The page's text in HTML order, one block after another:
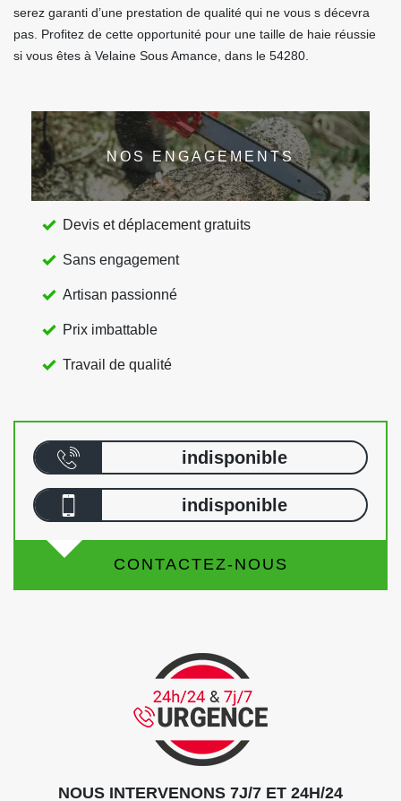
serez garanti d’une prestation de qualité qui ne vous s décevra
pas. Profitez de cette opportunité pour une taille de haie réussie
si vous êtes à Velaine Sous Amance, dans le 54280.
NOS ENGAGEMENTS
Devis et déplacement gratuits
Sans engagement
Artisan passionné
Prix imbattable
Travail de qualité
indisponible
indisponible
CONTACTEZ-NOUS
NOUS INTERVENONS 7J/7 ET 24H/24